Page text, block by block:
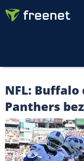
NFL: Buffalo
Panthers